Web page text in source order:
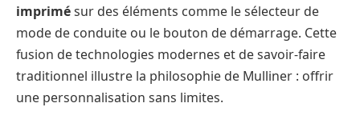
imprimésur des éléments comme le sélecteur de
mode de conduite ou le bouton de démarrage. Cette
fusion de technologies modernes et de savoir-faire
traditionnel illustre la philosophie de Mulliner : offrir
une personnalisation sans limites.